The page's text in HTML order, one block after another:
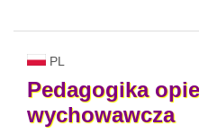
PL
Pedagogika
wychowawcza